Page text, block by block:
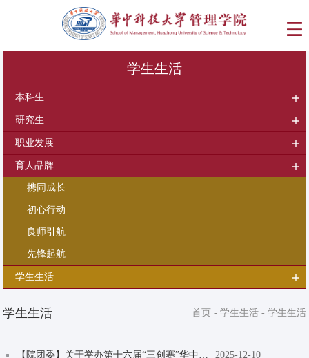
学生生活
本科生
研究生
职业发展
育人品牌
携同成长
初心行动
良师引航
先锋起航
学生生活
学生生活 首页 - 学生生活- 学生生活
【院团委】关于举办第十六届“三创赛”华中科技大学校赛的通知 2025-12-10